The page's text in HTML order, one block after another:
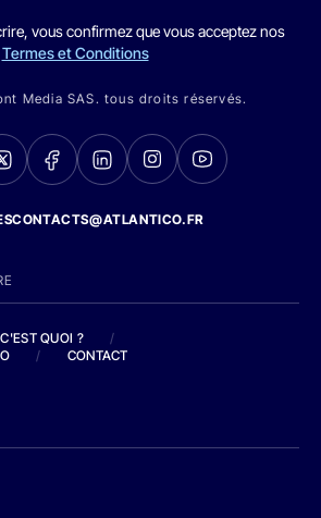
vous confirmez que vous acceptez nos
Termes et Conditions
Media SAS. tous droits réservés.
QUOI ?
/
/ CONTACT